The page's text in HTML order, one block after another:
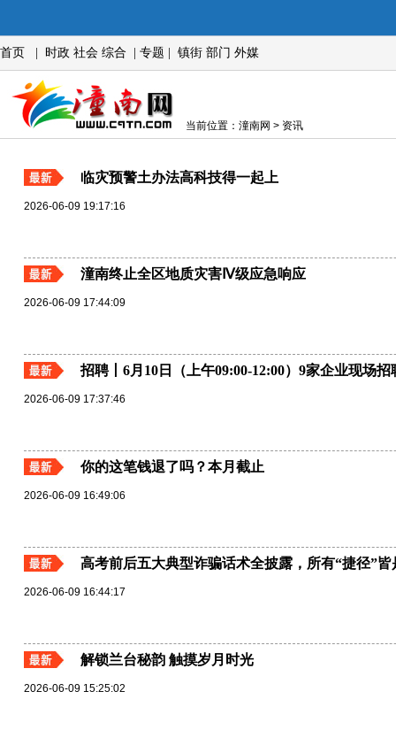
首页 时政 社会 综合 专题 镇街 部门 外媒
当前位置：潼南网 > 资讯
临灾预警土办法高科技得一起上
2026-06-09 19:17:16
潼南终止全区地质灾害Ⅳ级应急响应
2026-06-09 17:44:09
招聘丨6月10日（上午09:00-12:00）9家企业现场
2026-06-09 17:37:46
你的这笔钱退了吗？本月截止
2026-06-09 16:49:06
高考前后五大典型诈骗话术全披露，所有“捷径”皆
2026-06-09 16:44:17
解锁兰台秘韵 触摸岁月时光
2026-06-09 15:25:02